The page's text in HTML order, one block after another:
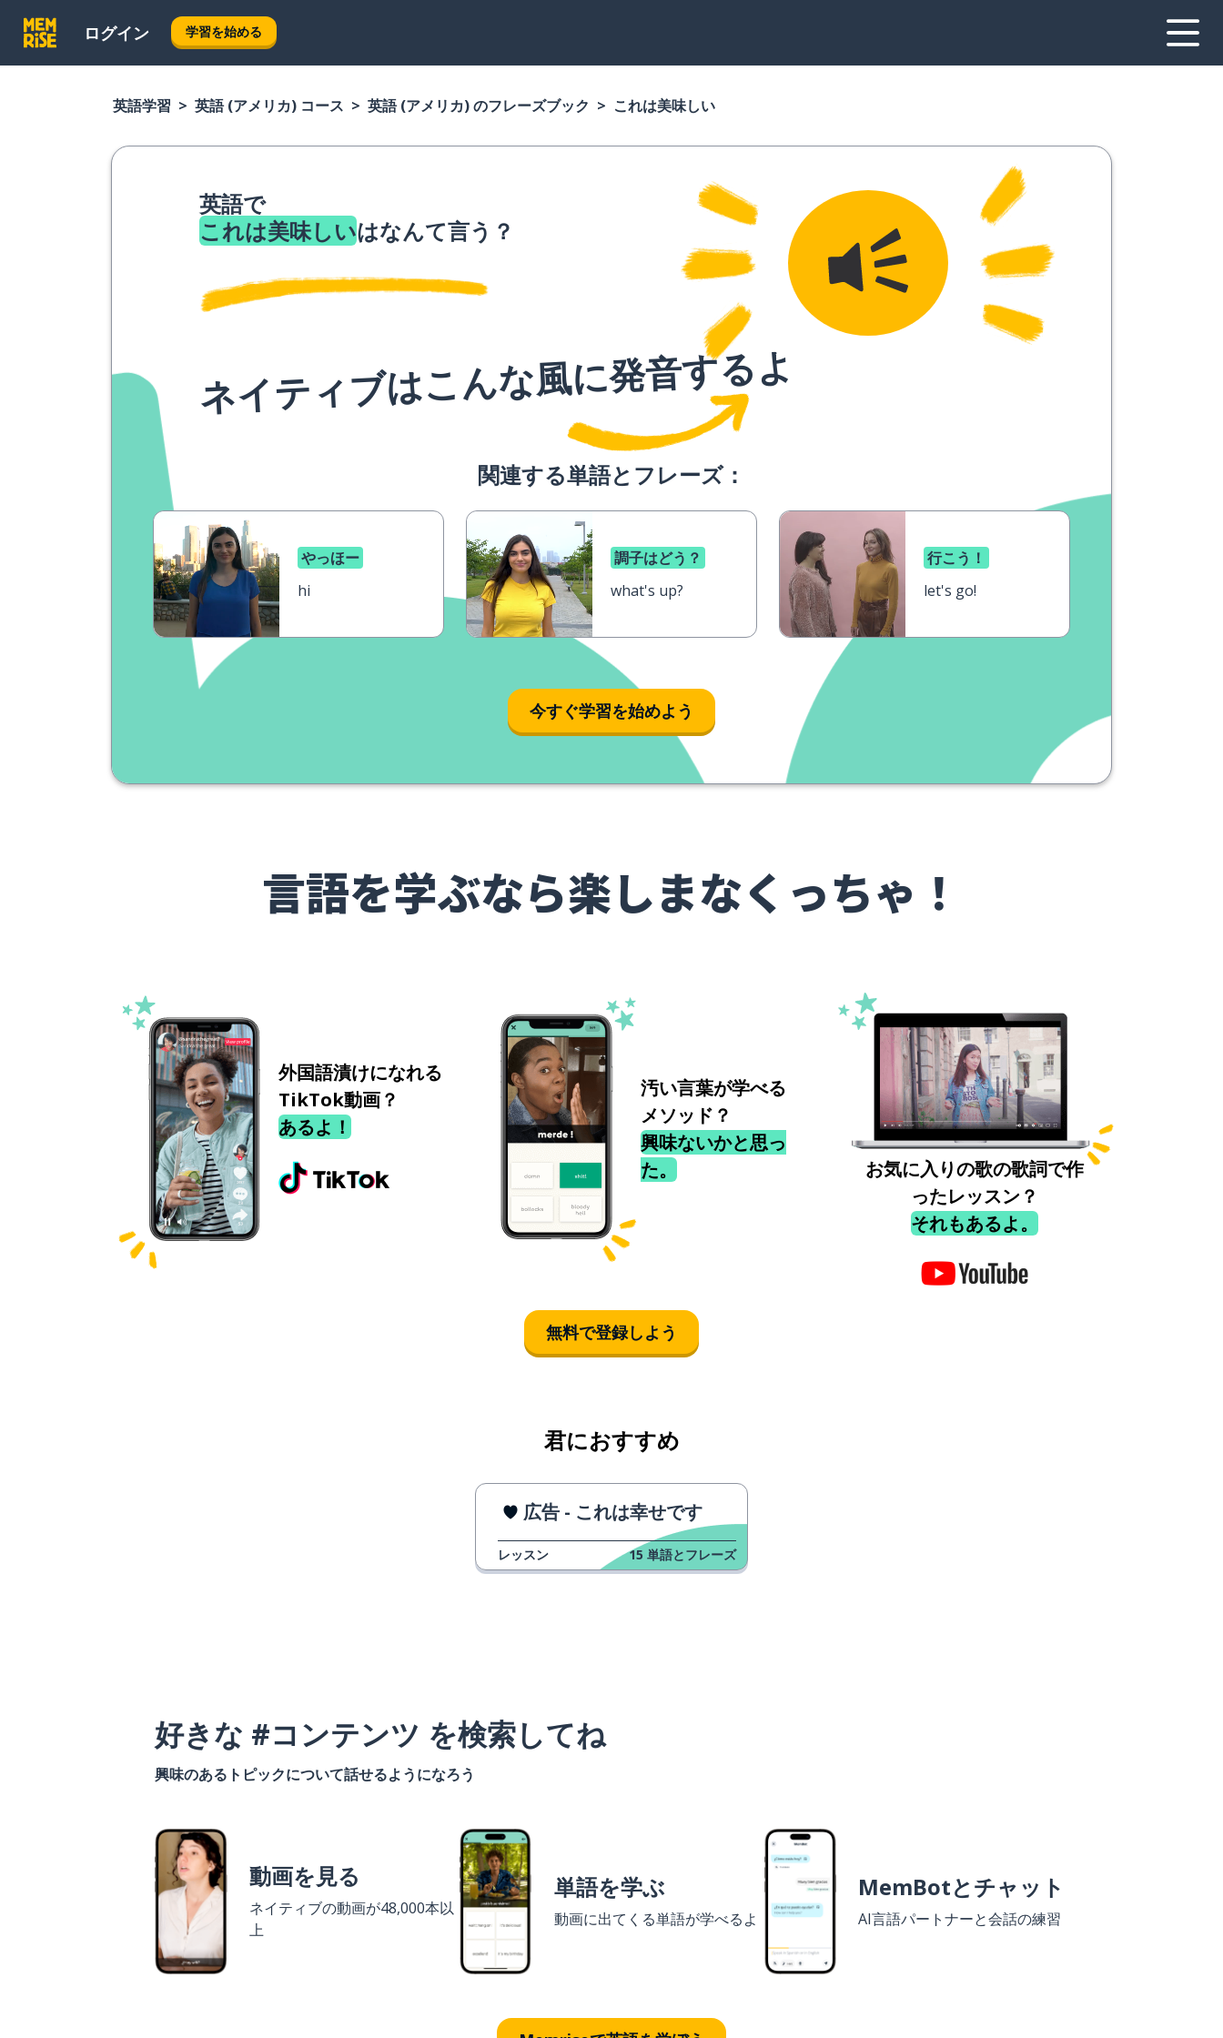
ログイン 学習を始める
英語学習 英語 (アメリカ) コース 英語 (アメリカ) のフレーズブック これは美味しい
英語で
これは美味しいはなんて言う？
ネイティブはこんな風に発音するよ
関連する単語とフレーズ：
やっほー
hi
調子はどう？
what's up?
行こう！
let's go!
今すぐ学習を始めよう
言語を学ぶなら楽しまなくっちゃ！
外国語漬けになれる
TikTok動画？
あるよ！
汚い言葉が学べる
メソッド？
興味ないかと思っ
た。
お気に入りの歌の歌詞で作
ったレッスン？
それもあるよ。
無料で登録しよう
君におすすめ
広告 - これは幸せです
レッスン 15 単語とフレーズ
好きな #コンテンツ を検索してね
興味のあるトピックについて話せるようになろう
動画を見る
ネイティブの動画が48,000本以
上
単語を学ぶ
動画に出てくる単語が学べるよ
MemBotとチャット
AI言語パートナーと会話の練習